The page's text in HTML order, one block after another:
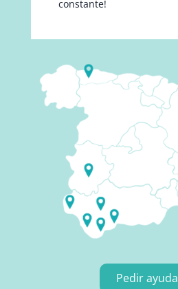
constante!
Pedir ayuda